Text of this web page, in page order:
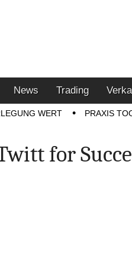
News Trading
WERT PRAXIS
for